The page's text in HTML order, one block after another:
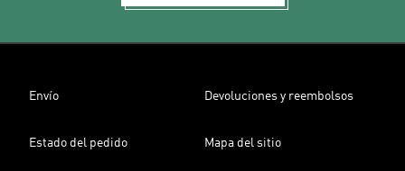
Envío Devoluciones y reembolsos
Estado del pedido Mapa del sitio